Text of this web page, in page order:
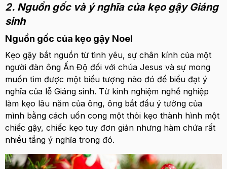
2. Nguồn gốc và ý nghĩa của kẹo gậy Giáng
sinh
Nguồn gốc của kẹo gậy Noel
Kẹo gậy bắt nguồn từ tình yêu, sự chân kính của một
người đàn ông Ấn Độ đối với chúa Jesus và sự mong
muốn tìm được một biểu tượng nào đó để biểu đạt ý
nghĩa của lễ Giáng sinh. Từ kinh nghiệm nghề nghiệp
làm kẹo lâu năm của ông, ông bắt đầu ý tưởng của
mình bằng cách uốn cong một thỏi kẹo thành hình một
chiếc gậy, chiếc kẹo tuy đơn giản nhưng hàm chứa rất
nhiều tầng ý nghĩa trong đó.